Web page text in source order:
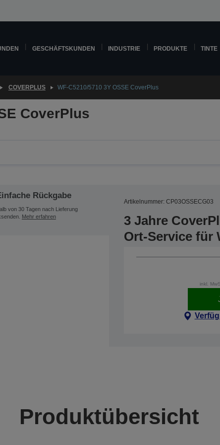
GESCHÄFTSKUNDEN INDUSTRIE PRODUKTE TINTE
COVERPLUS WF-C5210/5710 3Y OSSE CoverPlus
CoverPlus
Rückgabe
von 30 Tagen nach Lieferung
Mehr erfahren
Artikelnummer: CP03OSSECG03
3 Jahre
Ort-Service für
inkl.
Produktübersicht